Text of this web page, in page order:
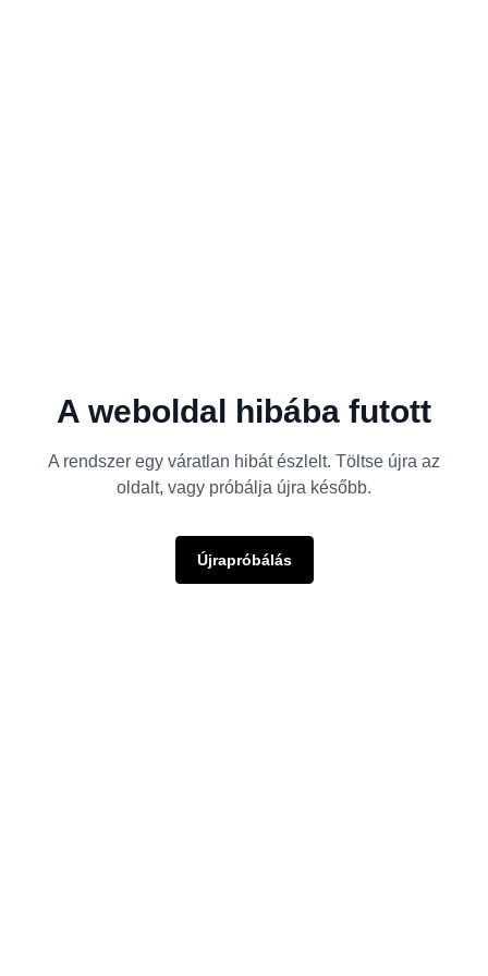
A weboldal hibába futott
A rendszer egy váratlan hibát észlelt. Töltse újra az
oldalt, vagy próbálja újra később.
Újrapróbálás